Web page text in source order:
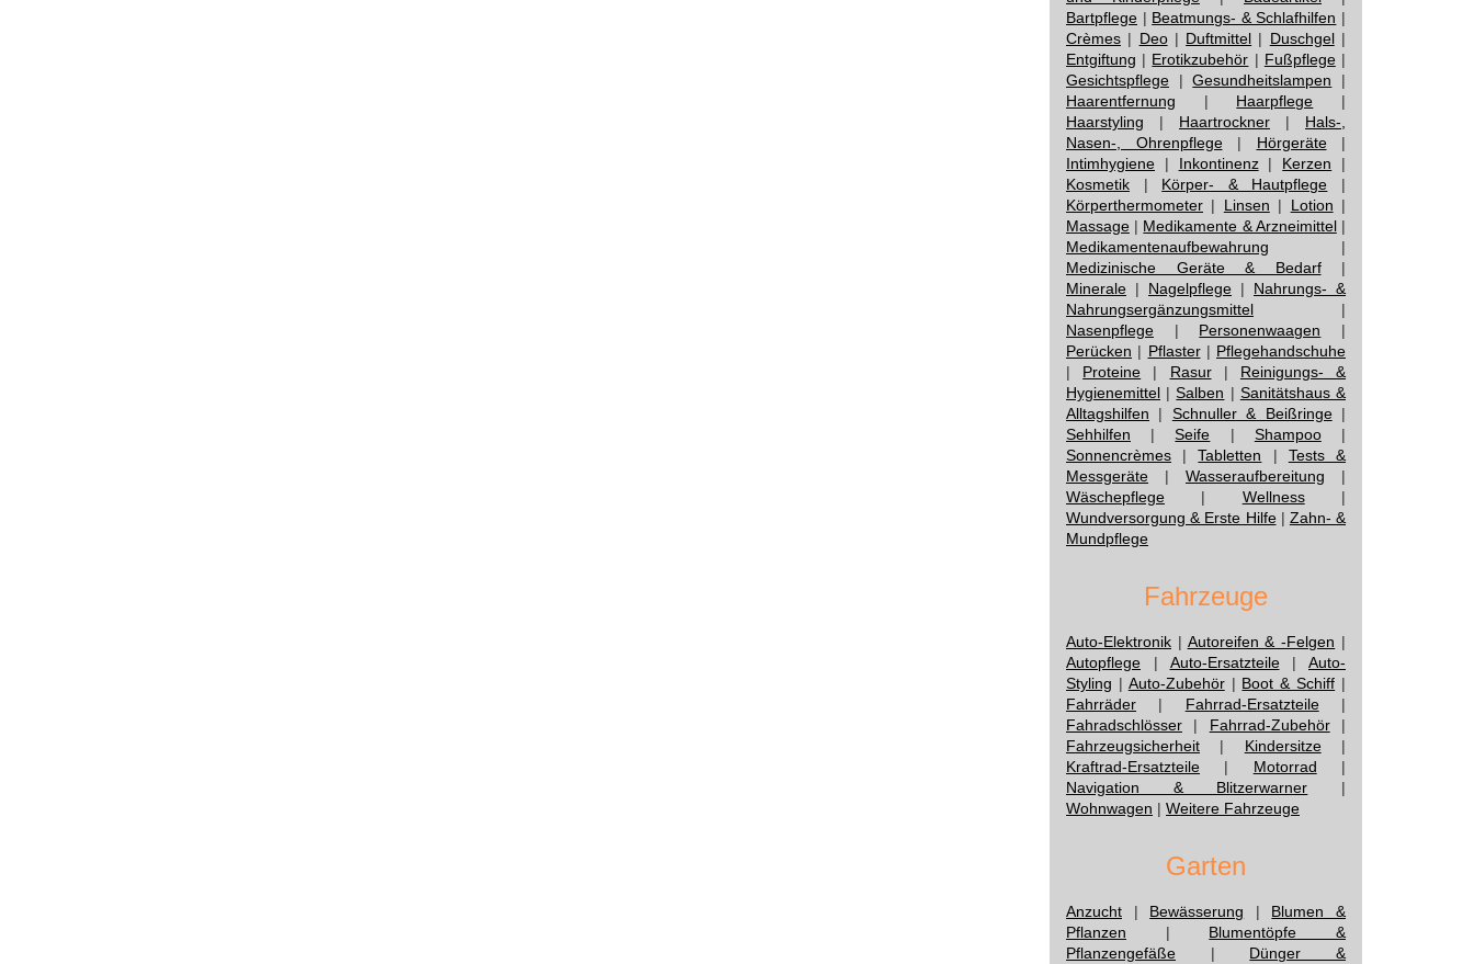
Bartpflege | Beatmungs- & Schlafhilfen |
Crèmes | Deo| Duftmittel | Duschgel|
Entgiftung | Erotikzubehör | Fußpflege|
Gesichtspflege |Gesundheitslampen |
Haarentfernung | Haarpflege |
Haarstyling | Haartrockner | Hals-,
Nasen-, Ohrenpflege| Hörgeräte|
Intimhygiene | Inkontinenz| Kerzen |
Kosmetik | Körper- & Hautpflege |
Körperthermometer | Linsen | Lotion |
Massage | Medikamente & Arzneimittel|
Medikamentenaufbewahrung |
Medizinische Geräte & Bedarf|
Minerale | Nagelpflege | Nahrungs- &
Nahrungsergänzungsmittel |
Nasenpflege | Personenwaagen |
Perücken | Pflaster| Pflegehandschuhe
| Proteine | Rasur| Reinigungs- &
Hygienemittel |Salben | Sanitätshaus &
Alltagshilfen | Schnuller & Beißringe|
Sehhilfen |Seife | Shampoo|
Sonnencrèmes |Tabletten | Tests &
Messgeräte | Wasseraufbereitung |
Wäschepflege | Wellness|
Wundversorgung & Erste Hilfe| Zahn- &
Mundpflege
Fahrzeuge
Auto-Elektronik | Autoreifen & -Felgen |
Autopflege | Auto-Ersatzteile| Auto-
Styling | Auto-Zubehör| Boot & Schiff |
Fahrräder | Fahrrad-Ersatzteile|
Fahradschlösser | Fahrrad-Zubehör|
Fahrzeugsicherheit | Kindersitze|
Kraftrad-Ersatzteile | Motorrad |
Navigation & Blitzerwarner |
Wohnwagen | Weitere Fahrzeuge
Garten
Anzucht | Bewässerung | Blumen &
Pflanzen | Blumentöpfe &
Pflanzengefäße | Dünger &